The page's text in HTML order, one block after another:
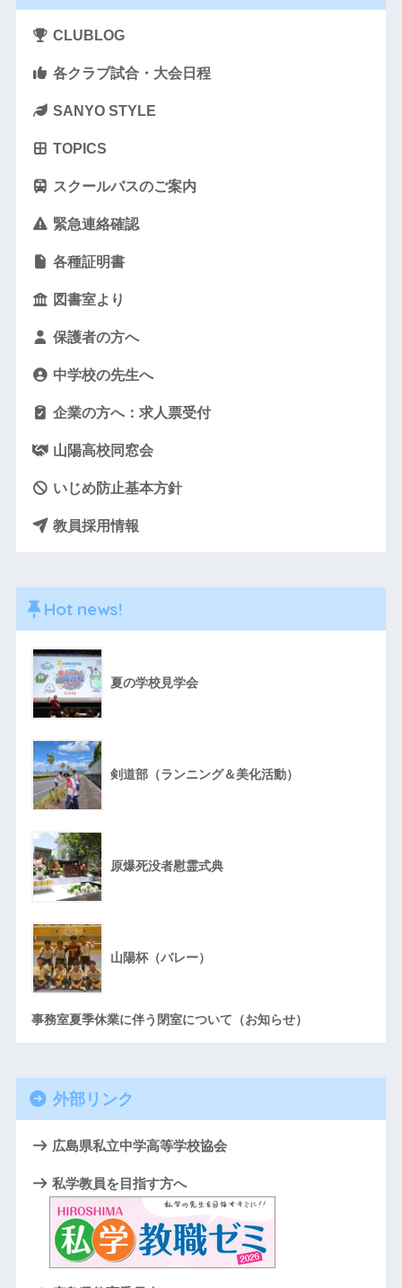
CLUBLOG
各クラブ試合・大会日程
SANYO STYLE
TOPICS
スクールバスのご案内
緊急連絡確認
各種証明書
図書室より
保護者の方へ
中学校の先生へ
企業の方へ：求人票受付
山陽高校同窓会
いじめ防止基本方針
教員採用情報
Hot news!
夏の学校見学会
剣道部（ランニング＆美化活動）
原爆死没者慰霊式典
山陽杯（バレー）
事務室夏季休業に伴う閉室について（お知らせ）
外部リンク
広島県私立中学高等学校協会
私学教員を目指す方へ